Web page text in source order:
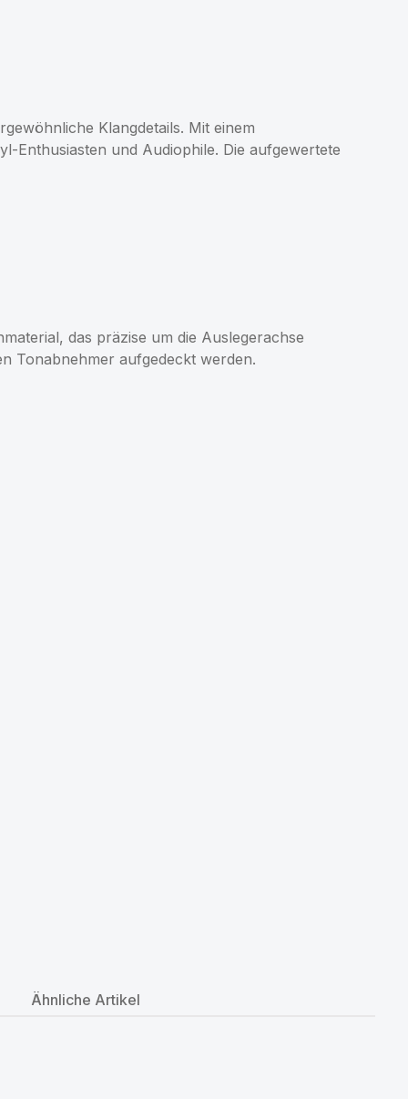
Klangdetails. Mit einem
Enthusiasten und Audiophile. Die aufgewertete
das präzise um die Auslegerachse
Tonabnehmer aufgedeckt werden.
Ähnliche Artikel